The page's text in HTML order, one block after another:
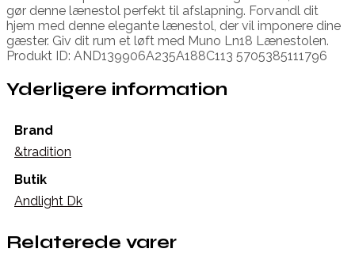
gør denne lænestol perfekt til afslapning. Forvandl dit
hjem med denne elegante lænestol, der vil imponere dine
gæster. Giv dit rum et løft med Muno Ln18 Lænestolen.
Produkt ID: AND139906A235A188C113 5705385111796
Yderligere information
Brand
&tradition
Butik
Andlight Dk
Relaterede varer